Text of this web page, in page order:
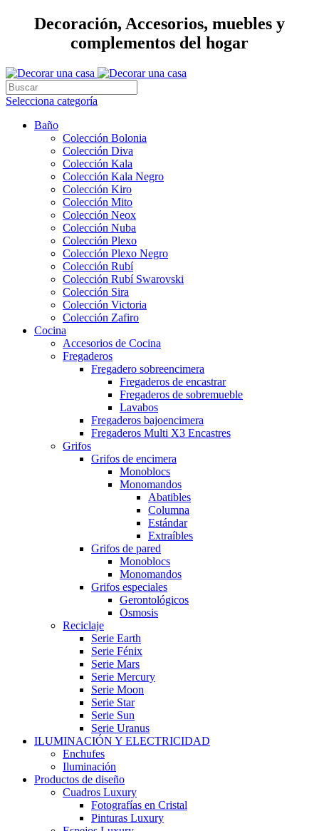
Decoración, Accesorios, muebles y
complementos del hogar
Selecciona categoría
Baño
Colección Bolonia
Colección Diva
Colección Kala
Colección Kala Negro
Colección Kiro
Colección Mito
Colección Neox
Colección Nuba
Colección Plexo
Colección Plexo Negro
Colección Rubí
Colección Rubí Swarovski
Colección Sira
Colección Victoria
Colección Zafiro
Cocina
Accesorios de Cocina
Fregaderos
Fregadero sobreencimera
Fregaderos de encastrar
Fregaderos de sobremueble
Lavabos
Fregaderos bajoencimera
Fregaderos Multi X3 Encastres
Grifos
Grifos de encimera
Monoblocs
Monomandos
Abatibles
Columna
Estándar
Extraíbles
Grifos de pared
Monoblocs
Monomandos
Grifos especiales
Gerontológicos
Osmosis
Reciclaje
Serie Earth
Serie Fénix
Serie Mars
Serie Mercury
Serie Moon
Serie Star
Serie Sun
Serie Uranus
ILUMINACIÓN Y ELECTRICIDAD
Enchufes
Iluminación
Productos de diseño
Cuadros Luxury
Fotografías en Cristal
Pinturas Luxury